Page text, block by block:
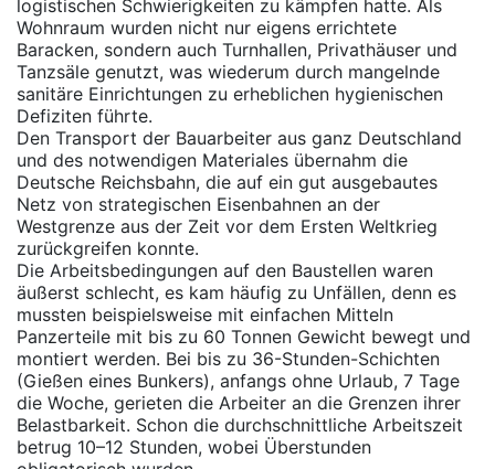
logistischen Schwierigkeiten zu kämpfen hatte. Als
Wohnraum wurden nicht nur eigens errichtete
Baracken, sondern auch Turnhallen, Privathäuser und
Tanzsäle genutzt, was wiederum durch mangelnde
sanitäre Einrichtungen zu erheblichen hygienischen
Defiziten führte.
Den Transport der Bauarbeiter aus ganz Deutschland
und des notwendigen Materiales übernahm die
Deutsche Reichsbahn, die auf ein gut ausgebautes
Netz von strategischen Eisenbahnen an der
Westgrenze aus der Zeit vor dem Ersten Weltkrieg
zurückgreifen konnte.
Die Arbeitsbedingungen auf den Baustellen waren
äußerst schlecht, es kam häufig zu Unfällen, denn es
mussten beispielsweise mit einfachen Mitteln
Panzerteile mit bis zu 60 Tonnen Gewicht bewegt und
montiert werden. Bei bis zu 36-Stunden-Schichten
(Gießen eines Bunkers), anfangs ohne Urlaub, 7 Tage
die Woche, gerieten die Arbeiter an die Grenzen ihrer
Belastbarkeit. Schon die durchschnittliche Arbeitszeit
betrug 10–12 Stunden, wobei Überstunden